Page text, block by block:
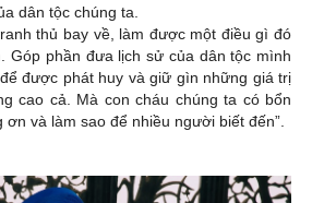
dân tộc chúng ta.
thủ bay về, làm được một điều gì đó
Góp phần đưa lịch sử của dân tộc mình
được phát huy và giữ gìn những giá trị
cao cả. Mà con cháu chúng ta có bổn
và làm sao để nhiều người biết đến”.